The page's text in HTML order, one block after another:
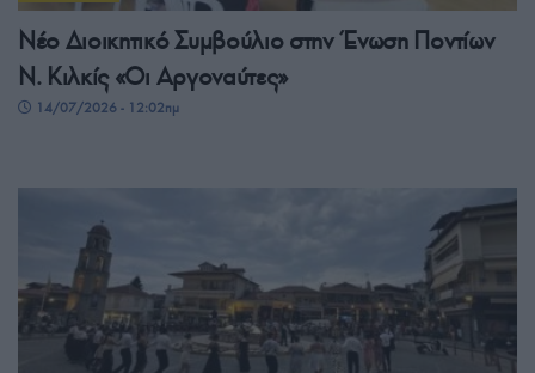
Νέο Διοικητικό Συμβούλιο στην Ένωση Ποντίων
Ν. Κιλκίς «Οι Αργοναύτες»
14/07/2026 - 12:02πμ